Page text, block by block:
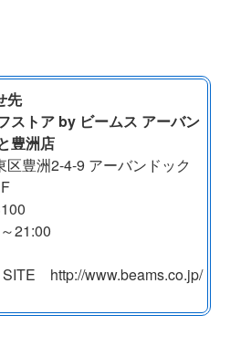
先
ストア by ビームス アーバン
豊洲店
豊洲2-4-9 アーバンドック
21:00
http://www.beams.co.jp/